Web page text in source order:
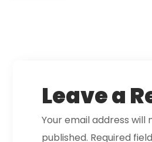
Leave a
Your email address will
published. Required